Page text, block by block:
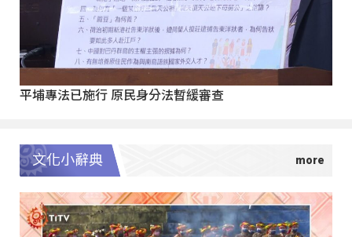
平埔專法已施行 原民身分法暫緩審查
文化小辭典